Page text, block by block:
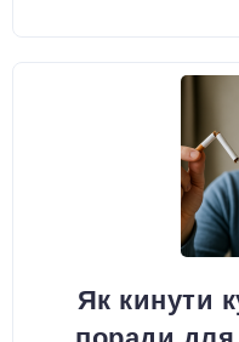
Як кинути